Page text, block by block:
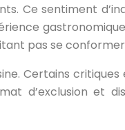
Ce sentiment
pas se
Certains
d’exclusion et